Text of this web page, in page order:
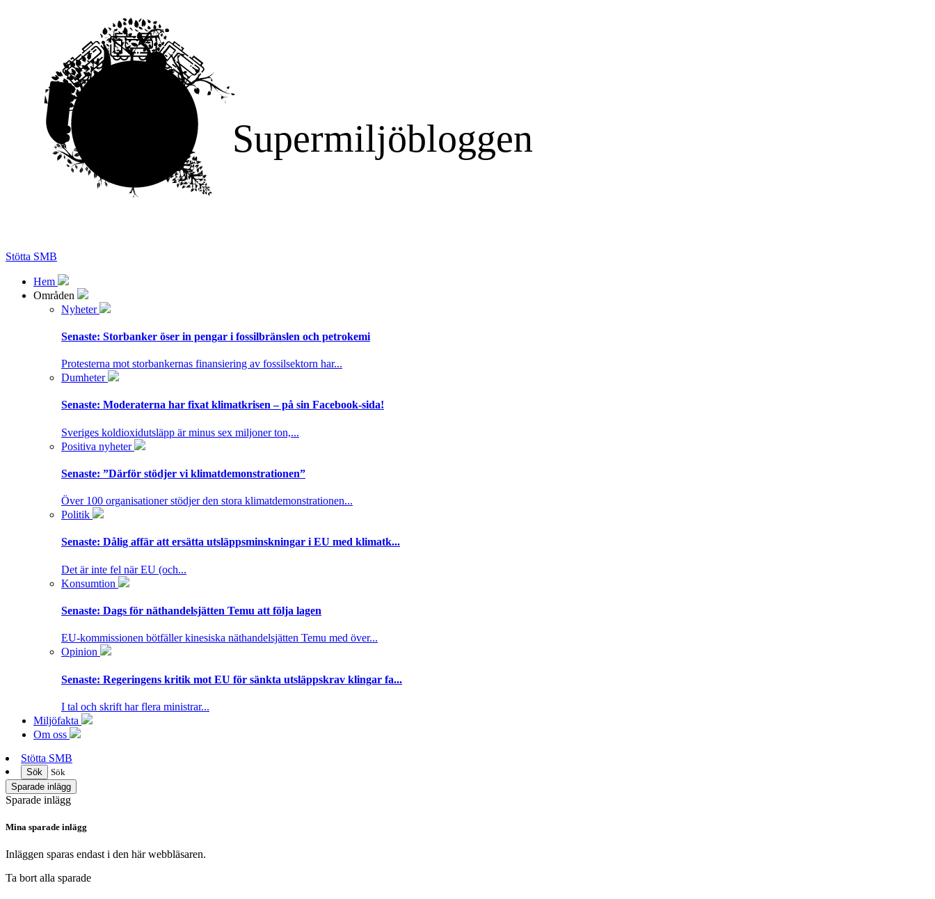
Supermiljöbloggen
Stötta SMB
Hem
Områden
Nyheter
Senaste: Storbanker öser in pengar i fossilbränslen och petrokemi
Protesterna mot storbankernas finansiering av fossilsektorn har...
Dumheter
Senaste: Moderaterna har fixat klimatkrisen – på sin Facebook-sida!
Sveriges koldioxidutsläpp är minus sex miljoner ton,...
Positiva nyheter
Senaste: ”Därför stödjer vi klimatdemonstrationen”
Över 100 organisationer stödjer den stora klimatdemonstrationen...
Politik
Senaste: Dålig affär att ersätta utsläppsminskningar i EU med klimatk...
Det är inte fel när EU (och...
Konsumtion
Senaste: Dags för näthandelsjätten Temu att följa lagen
EU-kommissionen bötfäller kinesiska näthandelsjätten Temu med över...
Opinion
Senaste: Regeringens kritik mot EU för sänkta utsläppskrav klingar fa...
I tal och skrift har flera ministrar...
Miljöfakta
Om oss
Stötta SMB
Sök
Sök
Sparade inlägg
Sparade inlägg
Mina sparade inlägg
Inläggen sparas endast i den här webbläsaren.
Ta bort alla sparade